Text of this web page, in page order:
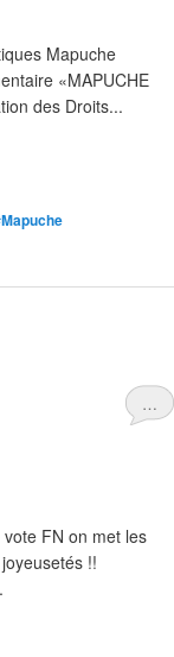
Mapuche
«MAPUCHE
des Droits...
…
FN on met les
!!